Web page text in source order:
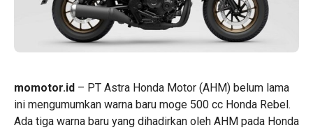
momotor.id – PT Astra Honda Motor (AHM) belum lama
ini mengumumkan warna baru moge 500 cc Honda Rebel.
Ada tiga warna baru yang dihadirkan oleh AHM pada Honda